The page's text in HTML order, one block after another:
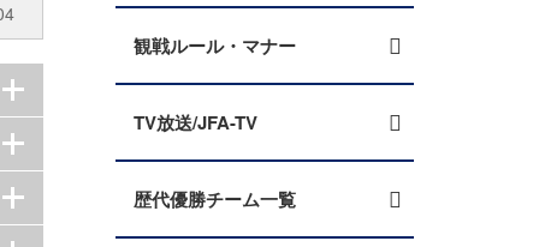
観戦ルール・マナー
TV放送/JFA-TV
歴代優勝チーム一覧